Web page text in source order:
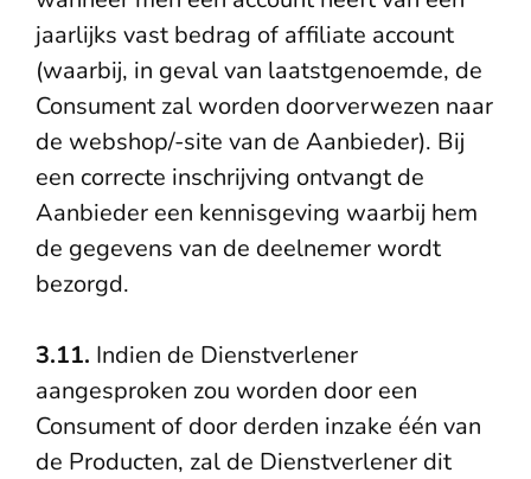
jaarlijks vast bedrag of affiliate account
(waarbij, in geval van laatstgenoemde, de
Consument zal worden doorverwezen naar
de webshop/-site van de Aanbieder). Bij
een correcte inschrijving ontvangt de
Aanbieder een kennisgeving waarbij hem
de gegevens van de deelnemer wordt
bezorgd.
3.11. Indien de Dienstverlener
aangesproken zou worden door een
Consument of door derden inzake één van
de Producten, zal de Dienstverlener dit